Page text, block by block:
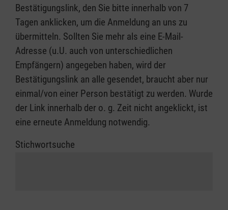
Bestätigungslink, den Sie bitte innerhalb von 7
Tagen anklicken, um die Anmeldung an uns zu
übermitteln. Sollten Sie mehr als eine E-Mail-
Adresse (u.U. auch von unterschiedlichen
Empfängern) angegeben haben, wird der
Bestätigungslink an alle gesendet, braucht aber nur
einmal/von einer Person bestätigt zu werden. Wurde
der Link innerhalb der o. g. Zeit nicht angeklickt, ist
eine erneute Anmeldung notwendig.
Stichwortsuche